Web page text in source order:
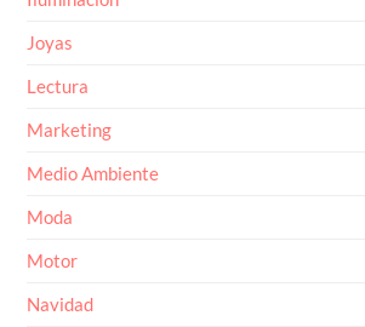
Joyas
Lectura
Marketing
Medio Ambiente
Moda
Motor
Navidad